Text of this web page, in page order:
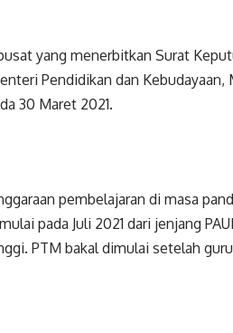
yang menerbitkan Surat
Pendidikan dan Kebudayaan,
30 Maret 2021.
pembelajaran di masa
pada Juli 2021 dari jenjang
PTM bakal dimulai setelah